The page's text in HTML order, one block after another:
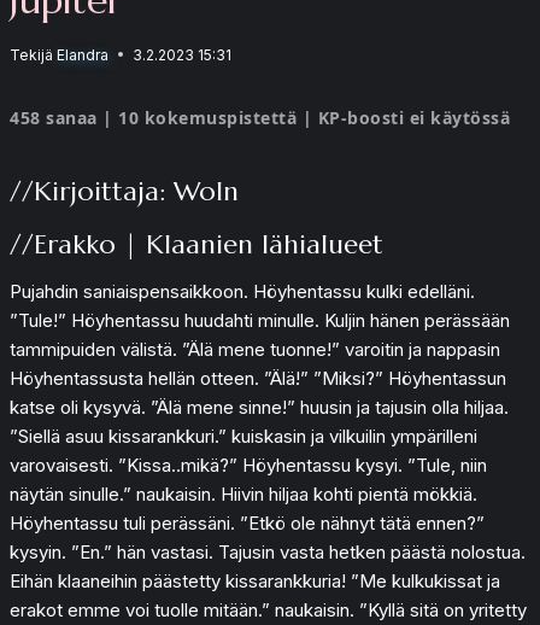
Tekijä Elandra 3.2.2023 15:31
458 sanaa | 10 kokemuspistettä | KP-boosti ei käytössä
//Kirjoittaja: Woln
//Erakko | Klaanien lähialueet
Pujahdin saniaispensaikkoon. Höyhentassu kulki edelläni.
”Tule!” Höyhentassu huudahti minulle. Kuljin hänen perässään
tammipuiden välistä. ”Älä mene tuonne!” varoitin ja nappasin
Höyhentassusta hellän otteen. ”Älä!” ”Miksi?” Höyhentassun
katse oli kysyvä. ”Älä mene sinne!” huusin ja tajusin olla hiljaa.
”Siellä asuu kissarankkuri.” kuiskasin ja vilkuilin ympärilleni
varovaisesti. ”Kissa..mikä?” Höyhentassu kysyi. ”Tule, niin
näytän sinulle.” naukaisin. Hiivin hiljaa kohti pientä mökkiä.
Höyhentassu tuli perässäni. ”Etkö ole nähnyt tätä ennen?”
kysyin. ”En.” hän vastasi. Tajusin vasta hetken päästä nolostua.
Eihän klaaneihin päästetty kissarankkuria! ”Me kulkukissat ja
erakot emme voi tuolle mitään.” naukaisin. ”Kyllä sitä on yritetty